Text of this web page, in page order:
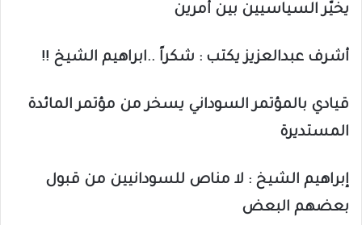
يخيّر السياسيين بين أمرين
أشرف عبدالعزيز يكتب : شكراً ..ابراهيم الشيخ !!
قيادي بالمؤتمر السوداني يسخر من مؤتمر المائدة
المستديرة
إبراهيم الشيخ : لا مناص للسودانيين من قبول
بعضهم البعض